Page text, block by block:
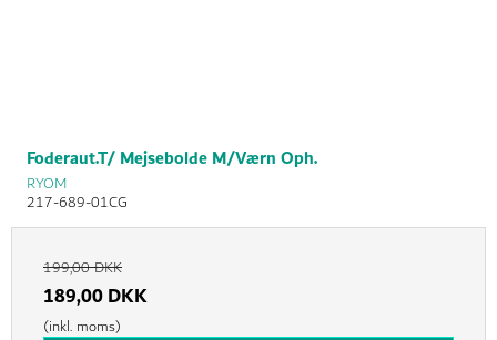
Foderaut.T/ Mejsebolde M/Værn Oph.
RYOM
217-689-01CG
199,00 DKK
189,00 DKK
(inkl. moms)